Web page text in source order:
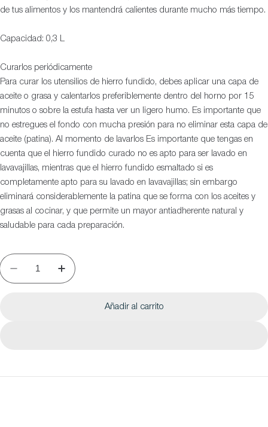
de tus alimentos y los mantendrá calientes durante mucho más tiempo.
Capacidad: 0,3 L
Curarlos periódicamente
Para curar los utensilios de hierro fundido, debes aplicar una capa de
aceite o grasa y calentarlos preferiblemente dentro del horno por 15
minutos o sobre la estufa hasta ver un ligero humo. Es importante que
no estregues el fondo con mucha presión para no eliminar esta capa de
aceite (patina). Al momento de lavarlos Es importante que tengas en
cuenta que el hierro fundido curado no es apto para ser lavado en
lavavajillas, mientras que el hierro fundido esmaltado si es
completamente apto para su lavado en lavavajillas; sin embargo
eliminará considerablemente la patina que se forma con los aceites y
grasas al cocinar, y que permite un mayor antiadherente natural y
saludable para cada preparación.
Añadir al carrito